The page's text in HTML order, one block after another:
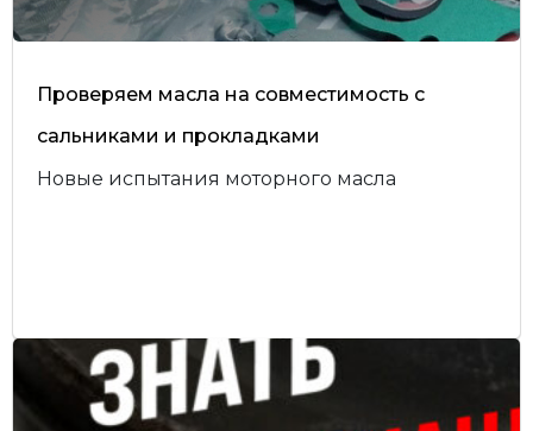
Проверяем масла на совместимость с
сальниками и прокладками
Новые испытания моторного масла